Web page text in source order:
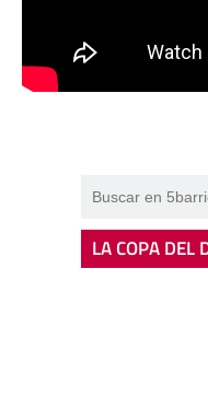
LA COPA DEL